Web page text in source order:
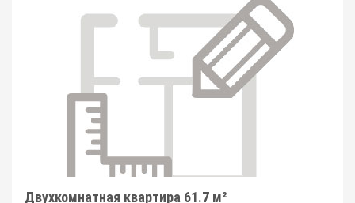
Двухкомнатная квартира 61.7 м²